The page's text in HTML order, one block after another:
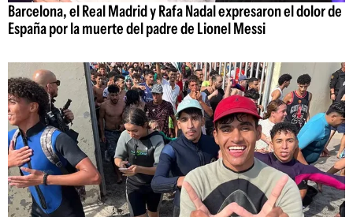
Barcelona, el Real Madrid y Rafa Nadal expresaron el dolor de
España por la muerte del padre de Lionel Messi